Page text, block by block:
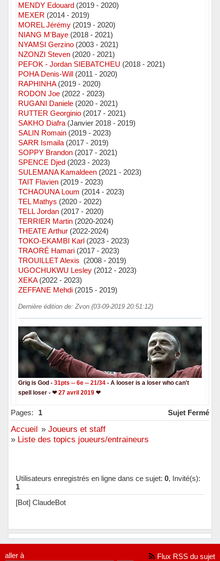
MENDY Edouard(2019 - 2020)
MEXER (2014 - 2019)
MOREL Jérémy(2019 - 2020)
NIANG M'Baye(2018 - 2021)
NYAMSI Gerzino(2003 - 2021)
NZONZI Steven(2020 - 2021)
PEFOK - Jordan SIEBATCHEU (2018 - 2021)
POHA Denis-Will(2011 - 2020)
RAPHINHA(2019 - 2020)
RODON Joe(2022 - 2023)
RUGANI Daniele(2020 - 2021)
RUTTER Georginio(2017 - 2021)
SAKHO Diafra(Janvier 2018 - 2019)
SALIN Romain(2019 - 2023)
SARR Ismaila(2017 - 2019)
SOPPY Brandon(2017 - 2021)
SPENCE Djed(2023 - 2023)
SULEMANA Kamaldeen(2021 - 2023)
TAIT Flavien(2019 - 2023)
TCHAOUNA Loum (2014 - 2023)
TEL Mathys (2020 - 2022)
TELL Jordan(2017 - 2020)
TERRIER Martin(2020-2024)
THEATE Arthur(2022-2024)
TOKO-EKAMBI Karl(2023 - 2023)
TRAORÉ Hamari(2017 - 2023)
TROUILLET Alexis (2008 - 2019)
UGOCHUKWU Lesley(2012 - 2023)
XEKA(2022 - 2023)
ZEFFANE Mehdi(2015 - 2019)
Dernière édition de: Zvon (03-09-2019 20:51:12)
Grig is God - 31pts -- 6e -- 21/34 - A looser is a loser who can't
spell loser - ❤ 27 avril 2019❤
Hors ligne
Pages: 1 Sujet Fermé
Accueil » Joueurs et staff
» Liste des topics joueurs/entraineurs
Utilisateurs enregistrés en ligne dans ce sujet: 0, Invité(s):
1
[Bot] ClaudeBot
aller à Flux RSS du sujet